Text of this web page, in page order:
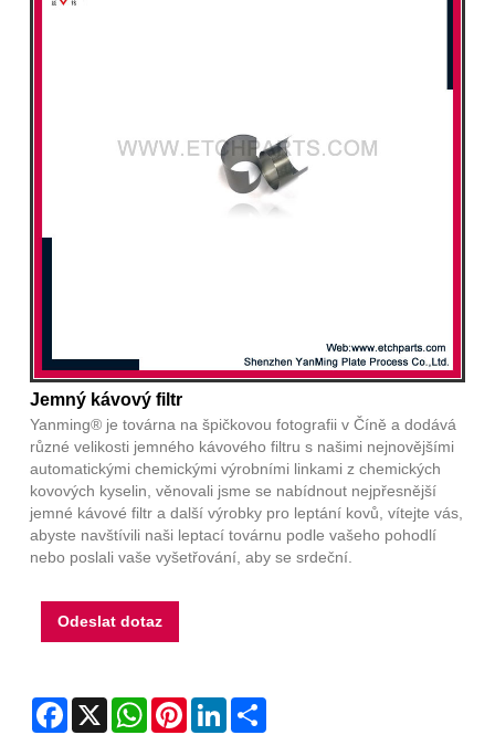
Jemný kávový filtr
Yanming® je továrna na špičkovou fotografii v Číně a dodává
různé velikosti jemného kávového filtru s našimi nejnovějšími
automatickými chemickými výrobními linkami z chemických
kovových kyselin, věnovali jsme se nabídnout nejpřesnější
jemné kávové filtr a další výrobky pro leptání kovů, vítejte vás,
abyste navštívili naši leptací továrnu podle vašeho pohodlí
nebo poslali vaše vyšetřování, aby se srdeční.
Odeslat dotaz
Facebook
X WhatsAppPinterestLinkedIn